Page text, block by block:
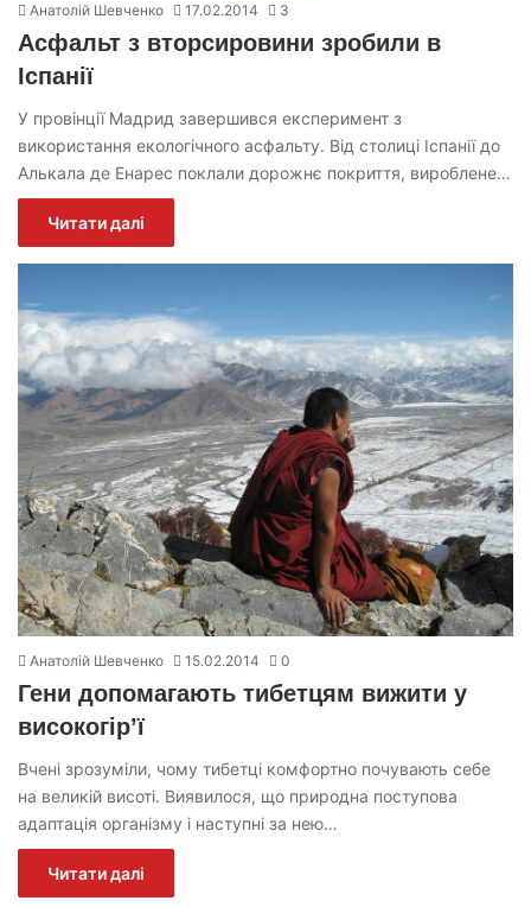
Анатолій Шевченко 17.02.2014 3
Асфальт з вторсировини зробили в
Іспанії
У провінції Мадрид завершився експеримент з
використання екологічного асфальту. Від столиці Іспанії до
Алькала де Енарес поклали дорожнє покриття, вироблене…
Читати далі
Анатолій Шевченко 15.02.2014 0
Гени допомагають тибетцям вижити у
високогір’ї
Вчені зрозуміли, чому тибетці комфортно почувають себе
на великій висоті. Виявилося, що природна поступова
адаптація організму і наступні за нею…
Читати далі